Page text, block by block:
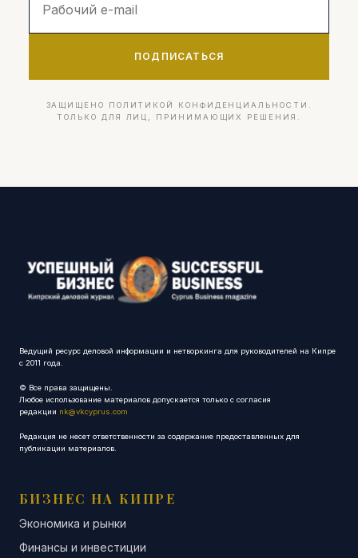
ПОДПИСАТЬСЯ
ЗАЩИЩЕНО ПОЛИТИКОЙ КОНФИДЕНЦИАЛЬНОСТИ.
ТОЛЬКО ДЛЯ ЛИЦ, ПРИНИМАЮЩИХ РЕШЕНИЯ.
Ведущий ресурс деловой информации и нетворкинга для руководителей на Кипре
с 2011 года.
© Все права защищены.
Любое использование материалов допускается только с согласия
редакции nk@vkcyprus.com
Редакция не несет ответственности за содержание предоставленных для
публикации материалов.
БИЗНЕС НА КИПРЕ
Экономика и рынки
Финансы и инвестиции